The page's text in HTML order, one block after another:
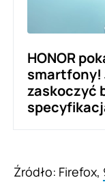
HONOR
smartfony!
zaskoczyć
Źródło: Firefox,